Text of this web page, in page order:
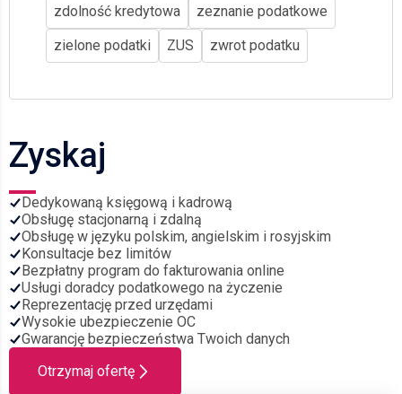
zdolność kredytowa
zeznanie podatkowe
zielone podatki
ZUS zwrot podatku
Zyskaj
Dedykowaną księgową i kadrową
Obsługę stacjonarną i zdalną
Obsługę w języku polskim, angielskim i rosyjskim
Konsultacje bez limitów
Bezpłatny program do fakturowania online
Usługi doradcy podatkowego na życzenie
Reprezentację przed urzędami
Wysokie ubezpieczenie OC
Gwarancję bezpieczeństwa Twoich danych
Otrzymaj ofertę